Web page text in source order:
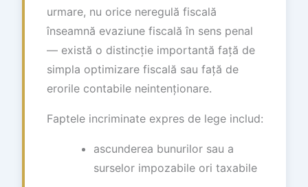
urmare, nu orice neregulă fiscală
înseamnă evaziune fiscală în sens penal
— există o distincție importantă față de
simpla optimizare fiscală sau față de
erorile contabile neintenționare.
Faptele incriminate expres de lege includ:
ascunderea bunurilor sau a
surselor impozabile ori taxabile